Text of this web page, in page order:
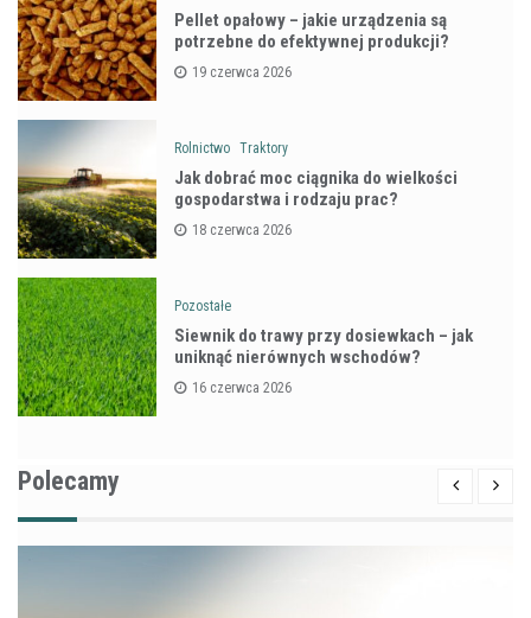
Pellet opałowy – jakie urządzenia są
potrzebne do efektywnej produkcji?
19 czerwca 2026
Rolnictwo Traktory
Jak dobrać moc ciągnika do wielkości
gospodarstwa i rodzaju prac?
18 czerwca 2026
Pozostałe
Siewnik do trawy przy dosiewkach – jak
uniknąć nierównych wschodów?
16 czerwca 2026
Polecamy